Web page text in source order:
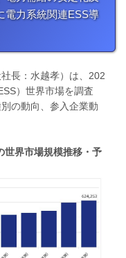
電力系統関連ESS導
長：水越孝）は、202
）世界市場を調査
の動向、参入企業動
世界市場規模推移・予